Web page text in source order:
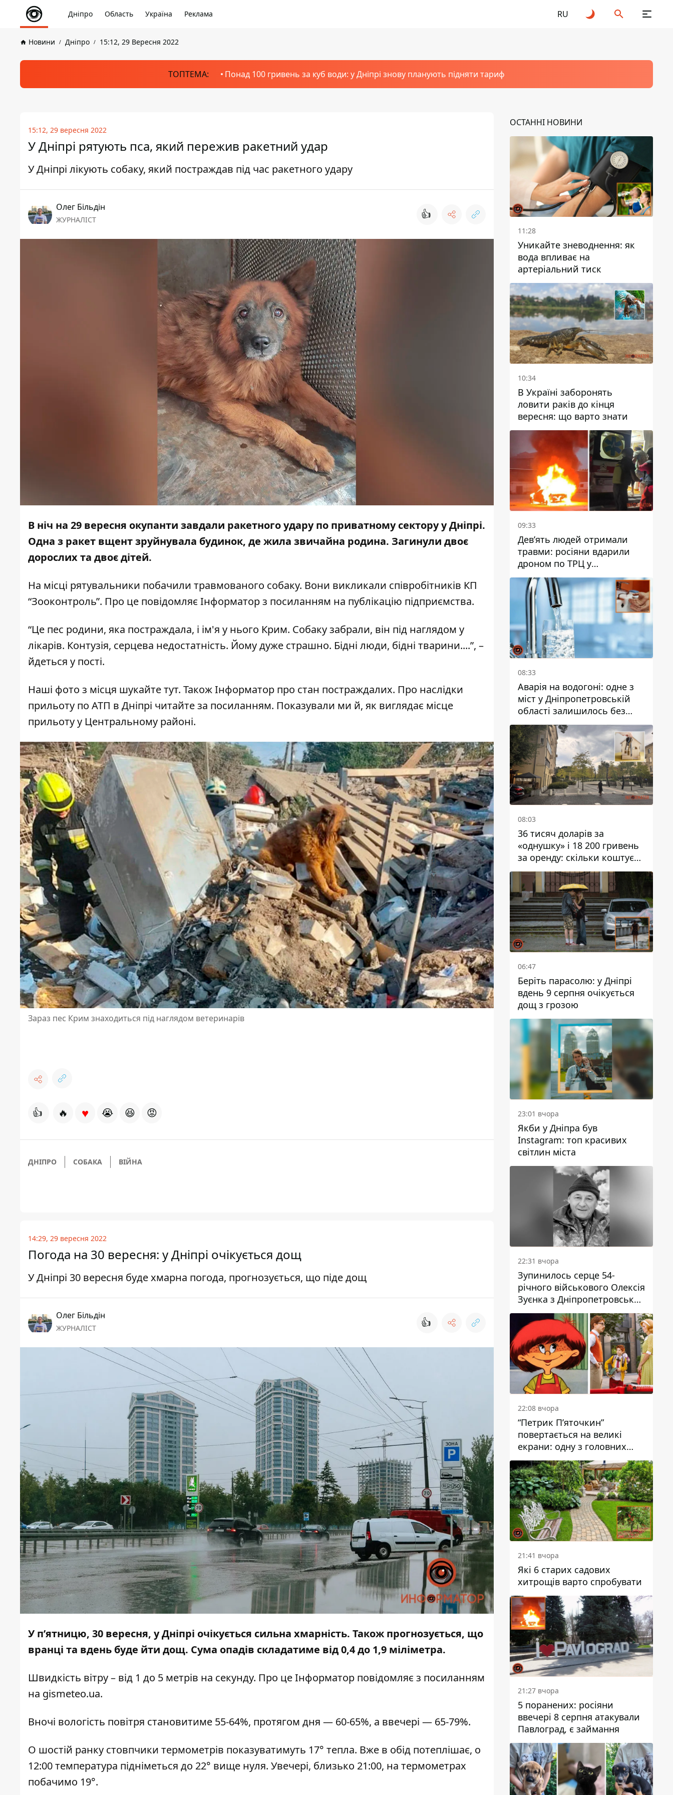
Дніпро Область Україна Реклама RU
Новини Дніпро 15:12, 29 Вересня 2022
ТОПТЕМА: Понад 100 гривень за куб води: у Дніпрі знову планують підняти тариф
15:12, 29 вересня 2022
У Дніпрі рятують пса, який пережив ракетний удар
У Дніпрі лікують собаку, який постраждав під час ракетного удару
Олег Більдін
ЖУРНАЛІСТ 👍
В ніч на 29 вересня окупанти завдали ракетного удару по приватному сектору у Дніпрі.
Одна з ракет вщент зруйнувала будинок, де жила звичайна родина. Загинули двоє
дорослих та двоє дітей.
На місці рятувальники побачили травмованого собаку. Вони викликали співробітників КП
“Зооконтроль”. Про це повідомляє Інформатор з посиланням на публікацію підприємства.
“Це пес родини, яка постраждала, і ім'я у нього Крим. Собаку забрали, він під наглядом у
лікарів. Контузія, серцева недостатність. Йому дуже страшно. Бідні люди, бідні тварини....”, –
йдеться у пості.
Наші фото з місця шукайтетут. Також Інформатор про стан постраждалих. Про наслідки
прильоту по АТП в Дніпрі читайте за посиланням. Показували ми й, як виглядає місце
прильотуу Центральному районі.
Зараз пес Крим знаходиться під наглядом ветеринарів
👍 🔥 ♥ 😭 😆 😡
ДНІПРО СОБАКА ВІЙНА
14:29, 29 вересня 2022
Погода на 30 вересня: у Дніпрі очікується дощ
У Дніпрі 30 вересня буде хмарна погода, прогнозується, що піде дощ
Олег Більдін
ЖУРНАЛІСТ 👍
У п’ятницю, 30 вересня, у Дніпрі очікується сильна хмарність. Також прогнозується, що
вранці та вдень буде йти дощ. Сума опадів складатиме від 0,4 до 1,9 міліметра.
Швидкість вітру – від 1 до 5 метрів на секунду. Про це Інформатор повідомляє з посиланням
на gismeteo.ua.
Вночі вологість повітря становитиме 55-64%, протягом дня — 60-65%, а ввечері — 65-79%.
О шостій ранку стовпчики термометрів показуватимуть 17° тепла. Вже в обід потеплішає, о
12:00 температура підніметься до 22° вище нуля. Увечері, близько 21:00, на термометрах
побачимо 19°.
ОСТАННІ НОВИНИ
11:28
Уникайте зневоднення: як
вода впливає на
артеріальний тиск
10:34
В Україні заборонять
ловити раків до кінця
вересня: що варто знати
09:33
Дев’ять людей отримали
травми: росіяни вдарили
дроном по ТРЦ у
Павлограді, чи
працюватиме заклад надалі
08:33
Аварія на водогоні: одне з
міст у Дніпропетровській
області залишилось без
води
08:03
36 тисяч доларів за
«однушку» і 18 200 гривень
за оренду: скільки коштує
житло у Дніпропетровської
області
06:47
Беріть парасолю: у Дніпрі
вдень 9 серпня очікується
дощ з грозою
23:01 вчора
Якби у Дніпра був
Instagram: топ красивих
світлин міста
22:31 вчора
Зупинилось серце 54-
річного військового Олексія
Зуєнка з Дніпропетровської
області
22:08 вчора
“Петрик П’яточкин”
повертається на великі
екрани: одну з головних
ролей зіграє 9-річний
дніпрянин Олександр
Войтеховський
21:41 вчора
Які 6 старих садових
хитрощів варто спробувати
21:27 вчора
5 поранених: росіяни
ввечері 8 серпня атакували
Павлоград, є займання